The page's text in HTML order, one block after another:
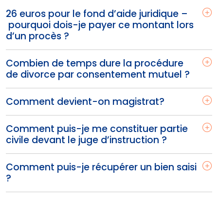
26 euros pour le fond d’aide juridique –
pourquoi dois-je payer ce montant lors
d’un procès ?
Combien de temps dure la procédure
de divorce par consentement mutuel ?
Comment devient-on magistrat?
Comment puis-je me constituer partie
civile devant le juge d’instruction ?
Comment puis-je récupérer un bien saisi
?